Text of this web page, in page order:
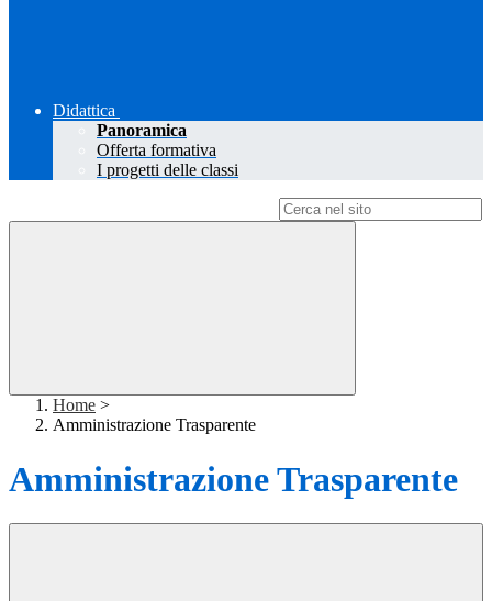
Didattica
Panoramica
Offerta formativa
I progetti delle classi
Home >
Amministrazione Trasparente
Amministrazione Trasparente